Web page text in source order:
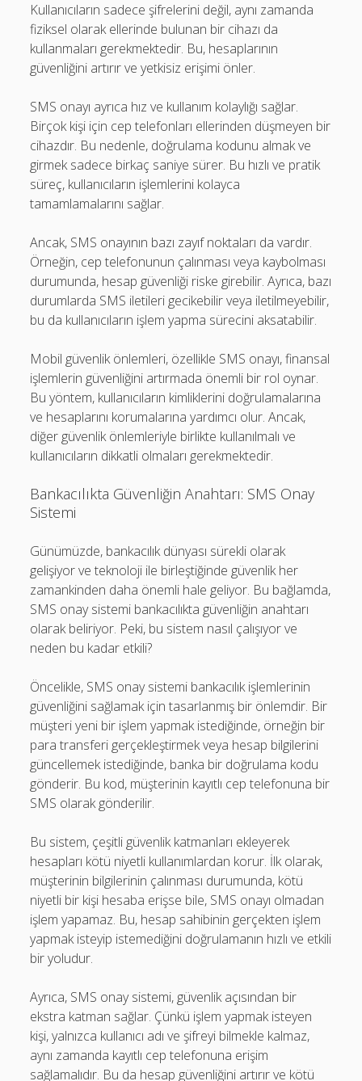
Kullanıcıların sadece şifrelerini değil, aynı zamanda
fiziksel olarak ellerinde bulunan bir cihazı da
kullanmaları gerekmektedir. Bu, hesaplarının
güvenliğini artırır ve yetkisiz erişimi önler.
SMS onayı ayrıca hız ve kullanım kolaylığı sağlar.
Birçok kişi için cep telefonları ellerinden düşmeyen bir
cihazdır. Bu nedenle, doğrulama kodunu almak ve
girmek sadece birkaç saniye sürer. Bu hızlı ve pratik
süreç, kullanıcıların işlemlerini kolayca
tamamlamalarını sağlar.
Ancak, SMS onayının bazı zayıf noktaları da vardır.
Örneğin, cep telefonunun çalınması veya kaybolması
durumunda, hesap güvenliği riske girebilir. Ayrıca, bazı
durumlarda SMS iletileri gecikebilir veya iletilmeyebilir,
bu da kullanıcıların işlem yapma sürecini aksatabilir.
Mobil güvenlik önlemleri, özellikle SMS onayı, finansal
işlemlerin güvenliğini artırmada önemli bir rol oynar.
Bu yöntem, kullanıcıların kimliklerini doğrulamalarına
ve hesaplarını korumalarına yardımcı olur. Ancak,
diğer güvenlik önlemleriyle birlikte kullanılmalı ve
kullanıcıların dikkatli olmaları gerekmektedir.
Bankacılıkta Güvenliğin Anahtarı: SMS Onay
Sistemi
Günümüzde, bankacılık dünyası sürekli olarak
gelişiyor ve teknoloji ile birleştiğinde güvenlik her
zamankinden daha önemli hale geliyor. Bu bağlamda,
SMS onay sistemi bankacılıkta güvenliğin anahtarı
olarak beliriyor. Peki, bu sistem nasıl çalışıyor ve
neden bu kadar etkili?
Öncelikle, SMS onay sistemi bankacılık işlemlerinin
güvenliğini sağlamak için tasarlanmış bir önlemdir. Bir
müşteri yeni bir işlem yapmak istediğinde, örneğin bir
para transferi gerçekleştirmek veya hesap bilgilerini
güncellemek istediğinde, banka bir doğrulama kodu
gönderir. Bu kod, müşterinin kayıtlı cep telefonuna bir
SMS olarak gönderilir.
Bu sistem, çeşitli güvenlik katmanları ekleyerek
hesapları kötü niyetli kullanımlardan korur. İlk olarak,
müşterinin bilgilerinin çalınması durumunda, kötü
niyetli bir kişi hesaba erişse bile, SMS onayı olmadan
işlem yapamaz. Bu, hesap sahibinin gerçekten işlem
yapmak isteyip istemediğini doğrulamanın hızlı ve etkili
bir yoludur.
Ayrıca, SMS onay sistemi, güvenlik açısından bir
ekstra katman sağlar. Çünkü işlem yapmak isteyen
kişi, yalnızca kullanıcı adı ve şifreyi bilmekle kalmaz,
aynı zamanda kayıtlı cep telefonuna erişim
sağlamalıdır. Bu da hesap güvenliğini artırır ve kötü